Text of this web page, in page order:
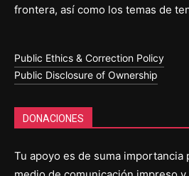
frontera, así como los temas de
Public Ethics & Correction Policy
Public Disclosure of Ownership
DONACIONES
Tu apoyo es de suma importancia